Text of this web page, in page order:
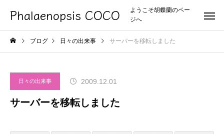
Phalaenopsis COCO
ようこそ胡蝶蘭のペー
ジへ
ブログ 日々の出来事 サーバーを移転しました
日々の出来事 2009.12.01
サーバーを移転しました